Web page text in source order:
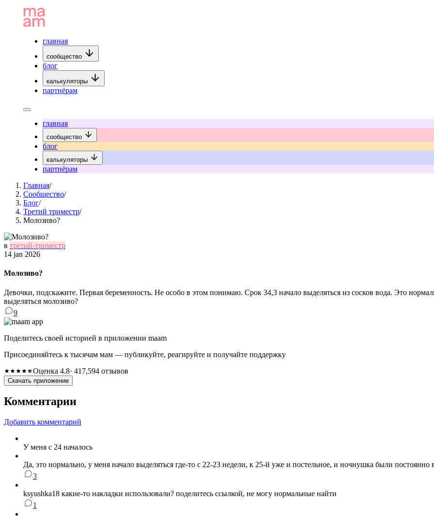
главная
сообщество
блог
калькуляторы
партнёрам
главная
сообщество
блог
калькуляторы
партнёрам
Главная/
Сообщество/
Блог/
Третий триместр/
Молозиво?
в третий-триместр
14 jan 2026
Молозиво?
Девочки, подскажите. Первая беременность. Не особо в этом понимаю. Срок 34,3 начало выделяться из сосков вода. Это
выделяться молозиво?
9
Поделитесь своей историей в приложении maam
Присоединяйтесь к тысячам мам — публикуйте, реагируйте и получайте поддержку
Оценка 4.8· 417,594 отзывов
Скачать приложение
Комментарии
Добавить комментарий
У меня с 24 началось
Да, это нормально, у меня начало выделяться где-то с 22-23 недели, к 25-й уже и постельное, и ночнушка были постоянно
3
ksyushka18 какие-то накладки использовали? поделитесь ссылкой, не могу нормальные найти
1